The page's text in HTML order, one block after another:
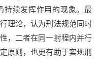
持续发挥作用的现象。最
理论，认为刑法规范同时
，二者在同一射程内并行
原则，也更有助于实现刑